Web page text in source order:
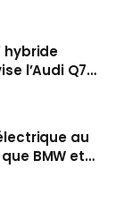
hybride
l’Audi Q7
au
BMW et